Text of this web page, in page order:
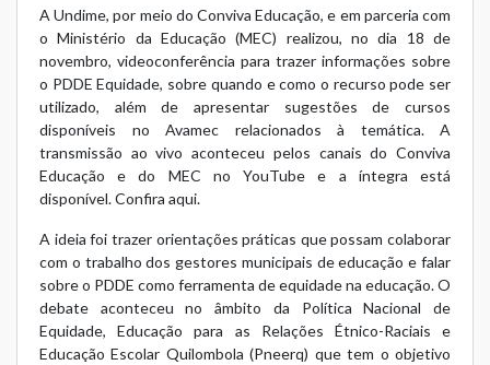
A Undime, por meio do Conviva Educação, e em parceria com
o Ministério da Educação (MEC) realizou, no dia 18 de
novembro, videoconferência para trazer informações sobre
o PDDE Equidade, sobre quando e como o recurso pode ser
utilizado, além de apresentar sugestões de cursos
disponíveis no Avamec relacionados à temática. A
transmissão ao vivo aconteceu pelos canais do Conviva
Educação e do MEC no YouTube e a íntegra está
disponível.Confira aqui.
A ideia foi trazer orientações práticas que possam colaborar
com o trabalho dos gestores municipais de educação e falar
sobre o PDDE como ferramenta de equidade na educação. O
debate aconteceu no âmbito da Política Nacional de
Equidade, Educação para as Relações Étnico-Raciais e
Educação Escolar Quilombola (Pneerq) que tem o objetivo